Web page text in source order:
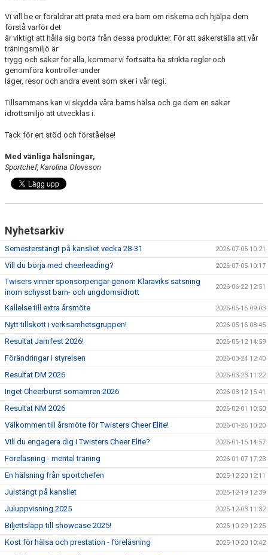
Vi vill be er föräldrar att prata med era barn om riskerna och hjälpa dem
förstå varför det
är viktigt att hålla sig borta från dessa produkter. För att säkerställa att vår
träningsmiljö är
trygg och säker för alla, kommer vi fortsätta ha strikta regler och
genomföra kontroller under
läger, resor och andra event som sker i vår regi.
Tillsammans kan vi skydda våra barns hälsa och ge dem en säker
idrottsmiljö att utvecklas i.
Tack för ert stöd och förståelse!
Med vänliga hälsningar,
Sportchef, Karolina Olovsson
Nyhetsarkiv
Semesterstängt på kansliet vecka 28-31 2026-07-05 10:21
Vill du börja med cheerleading? 2026-07-05 10:17
Twisers vinner sponsorpengar genom Klaraviks satsning
inom schysst barn- och ungdomsidrott
2026-06-22 12:51
Kallelse till extra årsmöte 2026-05-16 09:03
Nytt tillskott i verksamhetsgruppen! 2026-05-16 08:45
Resultat Jamfest 2026! 2026-05-12 14:59
Förändringar i styrelsen 2026-03-24 12:40
Resultat DM 2026 2026-03-23 11:22
Inget Cheerburst somamren 2026 2026-03-12 15:41
Resultat NM 2026 2026-02-01 10:50
Välkommen till årsmöte för Twisters Cheer Elite! 2026-01-26 10:20
Vill du engagera dig i Twisters Cheer Elite? 2026-01-15 14:57
Föreläsning - mental träning 2026-01-07 17:23
En hälsning från sportchefen 2025-12-20 12:11
Julstängt på kansliet 2025-12-19 12:39
Juluppvisning 2025 2025-12-03 11:32
Biljettsläpp till showcase 2025! 2025-10-29 12:25
Kost för hälsa och prestation - föreläsning 2025-10-20 10:42